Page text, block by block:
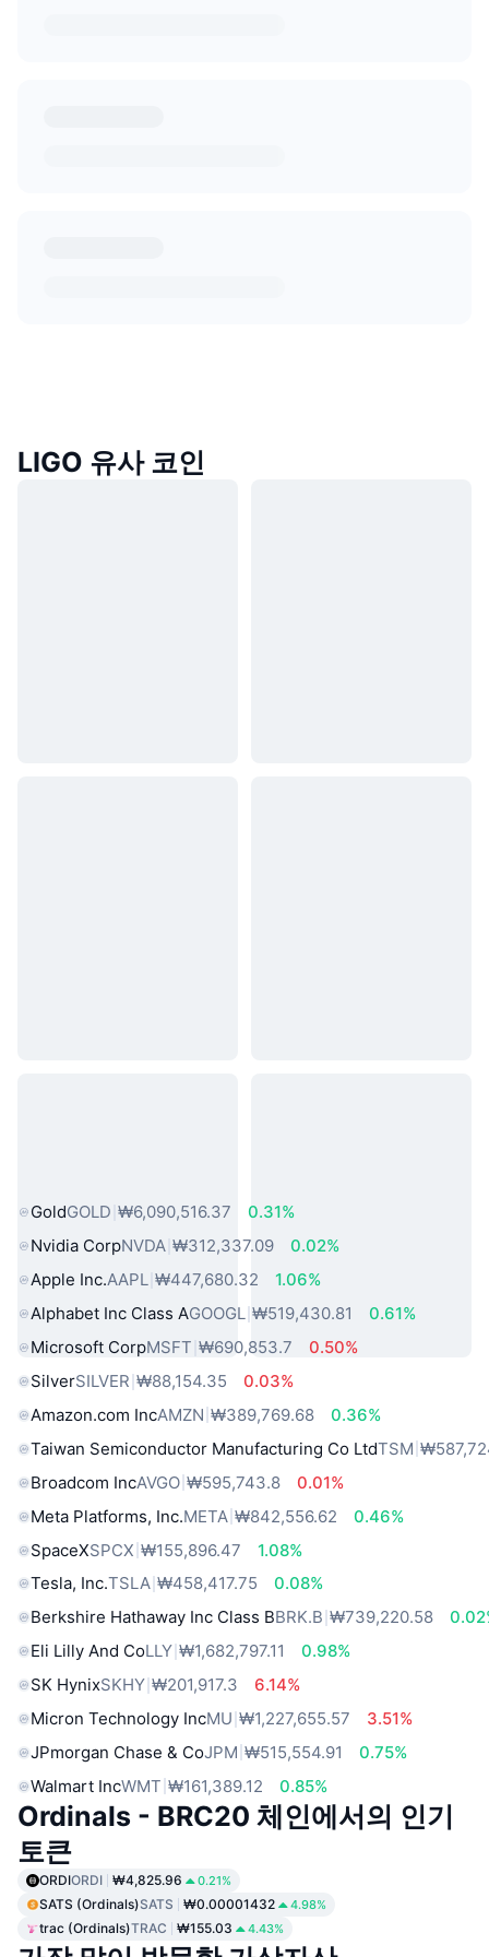
LIGO 유사 코인
GoldGOLD ₩6,090,516.37
0.31%
Nvidia CorpNVDA ₩312,337.09
0.02%
Apple Inc.AAPL ₩447,680.32
1.06%
Alphabet Inc Class AGOOGL ₩519,430.81
0.61%
Microsoft CorpMSFT ₩690,853.7
0.50%
SilverSILVER ₩88,154.35
0.03%
Amazon.com IncAMZN ₩389,769.68
0.36%
Taiwan Semiconductor Manufacturing Co LtdTSM
Broadcom IncAVGO ₩595,743.8
0.01%
Meta Platforms, Inc.META ₩842,556.62
0.46%
SpaceXSPCX ₩155,896.47
1.08%
Tesla, Inc.TSLA ₩458,417.75
0.08%
Berkshire Hathaway Inc Class BBRK.B ₩739,220.58
Eli Lilly And CoLLY ₩1,682,797.11
0.98%
SK HynixSKHY ₩201,917.3
6.14%
Micron Technology IncMU ₩1,227,655.57
3.51%
JPmorgan Chase & CoJPM ₩515,554.91
0.75%
Walmart IncWMT ₩161,389.12 0.85%
Ordinals - BRC20 체인에서의 인기
토큰
ORDIORDI ₩4,825.96 0.21%
SATS (Ordinals)SATS ₩0.00001432 4.98%
trac (Ordinals)TRAC ₩155.03 4.43%